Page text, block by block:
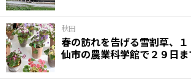
秋田
春の訪れを告げる雪割草、
仙市の農業科学館で２９日